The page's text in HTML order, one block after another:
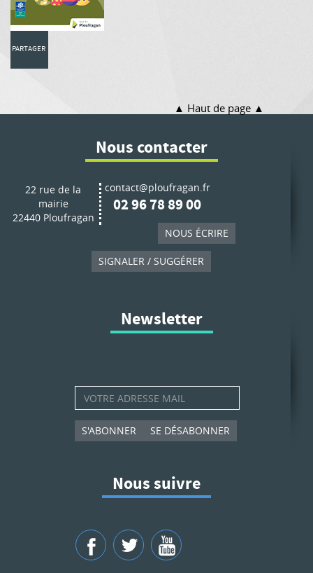
PARTAGER
Haut de page
Nous contacter
22 rue de la
mairie
22440 Ploufragan
contact@ploufragan.fr
02 96 78 89 00
NOUS ÉCRIRE
SIGNALER / SUGGÉRER
Newsletter
S'ABONNER SE DÉSABONNER
Nous suivre